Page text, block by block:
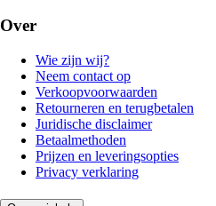
Over
Wie zijn wij?
Neem contact op
Verkoopvoorwaarden
Retourneren en terugbetalen
Juridische disclaimer
Betaalmethoden
Prijzen en leveringsopties
Privacy verklaring